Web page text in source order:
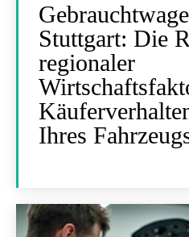
Stuttgart: Die
regionaler
Ihres